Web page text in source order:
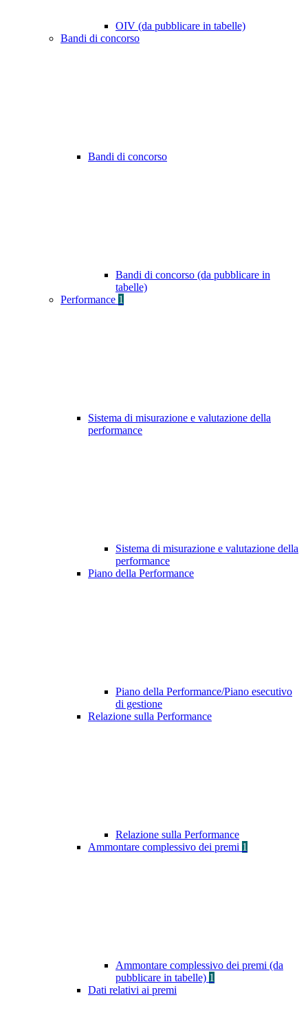
OIV (da pubblicare in tabelle)
Bandi di concorso
Bandi di concorso
Bandi di concorso (da pubblicare in
tabelle)
Performance 1
Sistema di misurazione e valutazione della
performance
Sistema di misurazione e valutazione della
performance
Piano della Performance
Piano della Performance/Piano esecutivo
di gestione
Relazione sulla Performance
Relazione sulla Performance
Ammontare complessivo dei premi 1
Ammontare complessivo dei premi (da
pubblicare in tabelle) 1
Dati relativi ai premi